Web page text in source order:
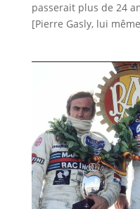
passerait plus de 24
[Pierre Gasly, lui